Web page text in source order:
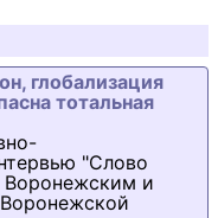
глобализация
тотальная
"Слово
и